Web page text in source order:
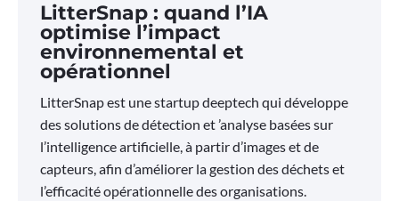
LitterSnap : quand l’IA
optimise l’impact
environnemental et
opérationnel
LitterSnap est une startup deeptech qui développe
des solutions de détection et ’analyse basées sur
l’intelligence artificielle, à partir d’images et de
capteurs, afin d’améliorer la gestion des déchets et
l’efficacité opérationnelle des organisations.